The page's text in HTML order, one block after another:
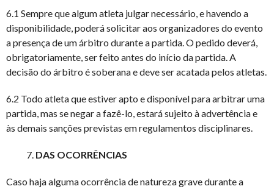
6.1 Sempre que algum atleta julgar necessário, e havendo a
disponibilidade, poderá solicitar aos organizadores do evento
a presença de um árbitro durante a partida. O pedido deverá,
obrigatoriamente, ser feito antes do início da partida. A
decisão do árbitro é soberana e deve ser acatada pelos atletas.
6.2 Todo atleta que estiver apto e disponível para arbitrar uma
partida, mas se negar a fazê-lo, estará sujeito à advertência e
às demais sanções previstas em regulamentos disciplinares.
DAS OCORRÊNCIAS
Caso haja alguma ocorrência de natureza grave durante a